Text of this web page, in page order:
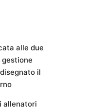
alle due
gestione
il
allenatori